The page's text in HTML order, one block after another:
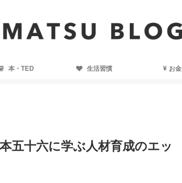
本・TED 生活習慣 お金
五十六に学ぶ人材育成のエッ